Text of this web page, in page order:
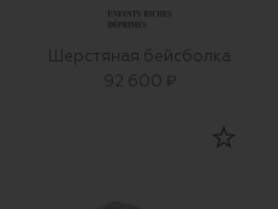
Шерстяная бейсболка
92 600 ₽